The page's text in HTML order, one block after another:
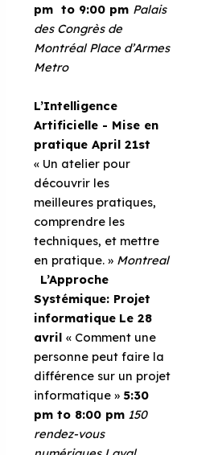
pm to 9:00 pm Palais
des Congrès de
Montréal Place d’Armes
Metro
L’Intelligence
Artificielle - Mise en
pratiqueApril 21st
« Un atelier pour
découvrir les
meilleures pratiques,
comprendre les
techniques, et mettre
en pratique. » Montreal
L’Approche
Systémique: Projet
informatique Le 28
avril« Comment une
personne peut faire la
différence sur un projet
informatique » 5:30
pm to 8:00 pm 150
rendez-vous